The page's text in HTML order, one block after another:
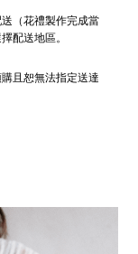
（花禮製作完成當
配送地區。
且恕無法指定送達